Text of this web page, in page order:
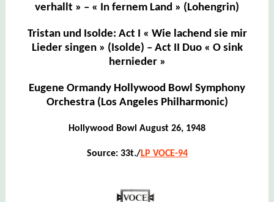
verhallt » – « In fernem Land » (Lohengrin)
Tristan und Isolde: Act I « Wie lachend sie mir
Lieder singen » (Isolde) – Act II Duo « O sink
hernieder »
Eugene Ormandy Hollywood Bowl Symphony
Orchestra (Los Angeles Philharmonic)
Hollywood Bowl August 26, 1948
Source: 33t./LP VOCE-94